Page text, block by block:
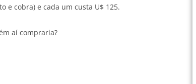
e cobra) e cada um custa U$ 125.
aí compraria?